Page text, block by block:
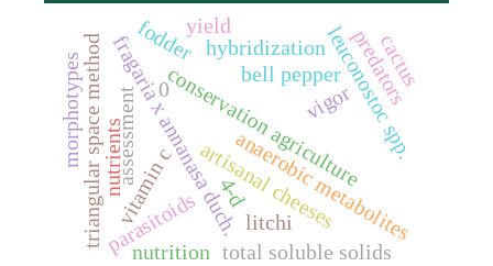
fragaria x annanasa duch.anaerobic metabolites
total soluble solids
vitamin cconservation agriculture
bell pepper
triangular space method leuconostoc spp.
artisanal cheeses
predators
parasitoids
assessment
hybridization
morphotypes
litchi
nutrition
nutrients
vigor
cactus
0
4-d
fodderyield